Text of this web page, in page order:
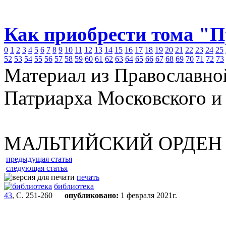
Как приобрести тома
0 1 2 3 4 5 6 7 8 9 10 11 12 13 14 15 16 17 18 19 20 21 22 23 24 25
52 53 54 55 56 57 58 59 60 61 62 63 64 65 66 67 68 69 70 71 72 73
Материал из
Патриарха Московского
МАЛЬТИЙСКИЙ ОРДЕН
предыдущая статья
следующая статья
печать
библиотека
43, С. 251-260 опубликовано: 1 февраля 2021г.